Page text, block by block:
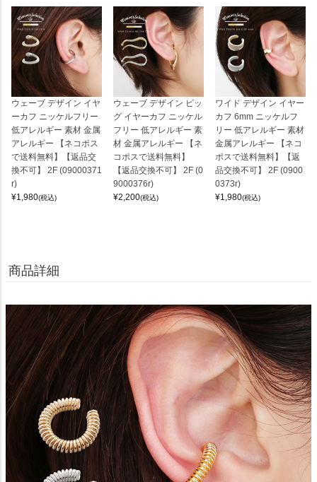
ウェーブ デザイン イヤ
ーカフ ニッケルフリー
低アレルギー 素材 金属
アレルギー 【ネコポス
で送料無料】【返品交
換不可】 2F (09000371
r)
¥1,980(税込)
ウェーブ デザイン ビッ
グ イヤーカフ ニッケル
フリー 低アレルギー 素
材 金属アレルギー 【ネ
コポスで送料無料】
【返品交換不可】 2F (0
9000376r)
¥2,200(税込)
ワイド デザイン イヤー
カフ 6mm ニッケルフ
リー 低アレルギー 素材
金属アレルギー 【ネコ
ポスで送料無料】【返
品交換不可】 2F (0900
0373r)
¥1,980(税込)
商品詳細